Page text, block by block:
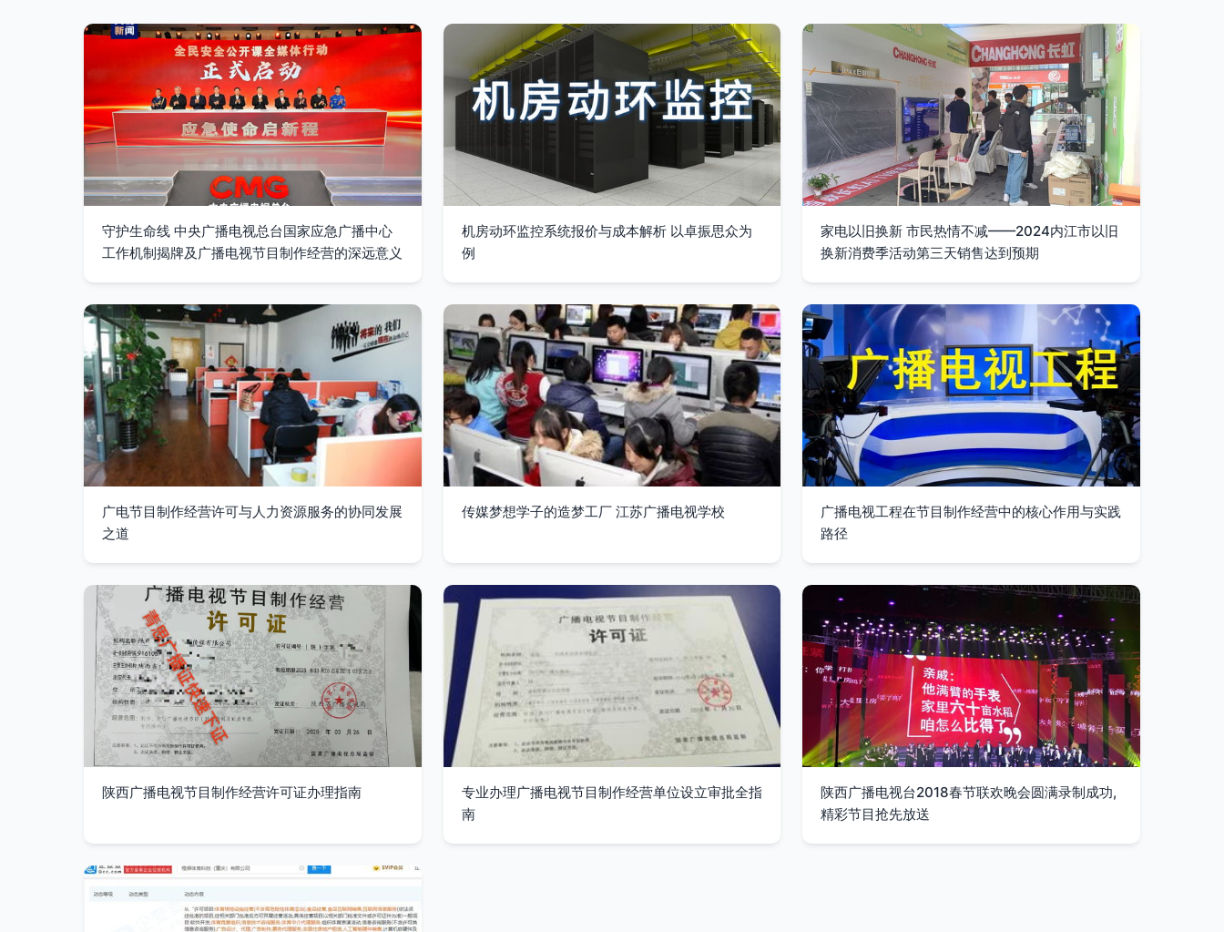
守护生命线 中央广播电视总台国家应急广播中心
工作机制揭牌及广播电视节目制作经营的深远意义
机房动环监控系统报价与成本解析 以卓振思众为
例
家电以旧换新 市民热情不减——2024内江市以旧
换新消费季活动第三天销售达到预期
广电节目制作经营许可与人力资源服务的协同发展
之道
传媒梦想学子的造梦工厂 江苏广播电视学校
广播电视工程在节目制作经营中的核心作用与实践
路径
陕西广播电视节目制作经营许可证办理指南
专业办理广播电视节目制作经营单位设立审批全指
南
陕西广播电视台2018春节联欢晚会圆满录制成功,
精彩节目抢先放送